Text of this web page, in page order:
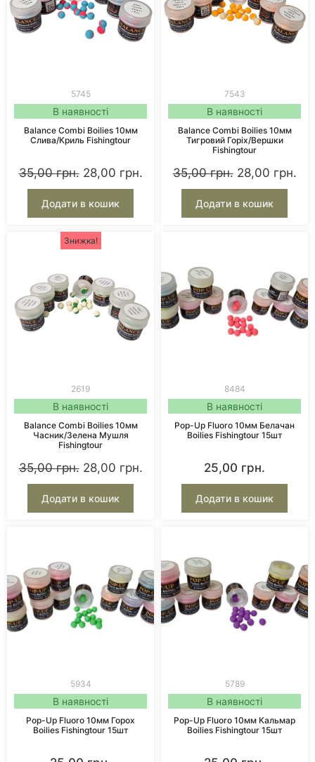
5745
В наявності
Balance Combi Boilies 10мм
Слива/Криль Fishingtour
35,00грн. 28,00 грн.
Додати в кошик
7543
В наявності
Balance Combi Boilies 10мм
Тигровий Горіх/Вершки
Fishingtour
35,00грн. 28,00 грн.
Додати в кошик
Знижка!
2619
В наявності
Balance Combi Boilies 10мм
Часник/Зелена Мушля
Fishingtour
35,00грн. 28,00 грн.
Додати в кошик
8484
В наявності
Pop-Up Fluoro 10мм Белачан
Boilies Fishingtour 15шт
25,00 грн.
Додати в кошик
5934
В наявності
Pop-Up Fluoro 10мм Горох
Boilies Fishingtour 15шт
5789
В наявності
Pop-Up Fluoro 10мм Кальмар
Boilies Fishingtour 15шт